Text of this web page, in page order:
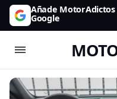
Añade
Google